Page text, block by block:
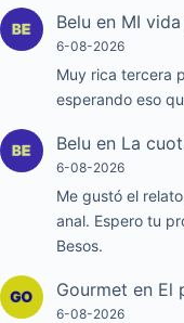
Belu en MI
6-08-2026
Muy rica tercera
esperando eso
Belu en La
6-08-2026
Me gustó el
anal. Espero tu
Besos.
Gourmet en El
6-08-2026